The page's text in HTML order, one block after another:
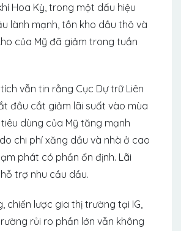
Hoa Kỳ, trong một dấu hiệu
lành mạnh, tồn kho dầu thô và
của Mỹ đã giảm trong tuần
vẫn tin rằng Cục Dự trữ Liên
đầu cắt giảm lãi suất vào mùa
dùng của Mỹ tăng mạnh
chi phí xăng dầu và nhà ở cao
phát có phần ổn định. Lãi
trợ nhu cầu dầu.
chiến lược gia thị trường tại IG,
rủi ro phần lớn vẫn không